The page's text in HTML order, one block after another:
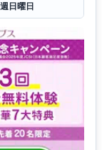
日曜日